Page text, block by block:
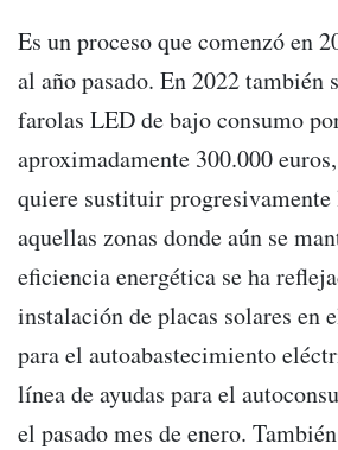
Es un proceso que comenzó en
al año pasado. En 2022 también
farolas LED de bajo consumo
aproximadamente 300.000
quiere sustituir progresivamente
aquellas zonas donde aún se
eficiencia energética se ha
instalación de placas solares en
para el autoabastecimiento
línea de ayudas para el
el pasado mes de enero.